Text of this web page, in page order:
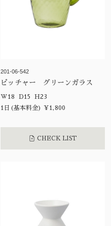
201-06-542
ピッチャー グリーンガラス
W18 D15 H23
1日(基本料金) ¥1,800
CHECK LIST